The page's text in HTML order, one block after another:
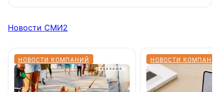
Новости СМИ2
НОВОСТИ КОМПАНИЙ НОВОСТИ